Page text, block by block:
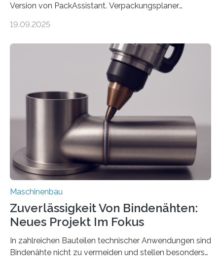
Version von PackAssistant. Verpackungsplaner
Automobil, Maschinenbau und in der Zulieferindustrie.
Teile als eine Einheit verpacken. Die Anordnung kann
der Benutzer vorgeben und erhält so mehr Kontrolle
über die Positionierung der Bauteile. Die ebenfalls neue
Automatisierungsschnittstelle dient dazu, die Software
besser in spezifische Unternehmensprozesse
einzubinden. Sankt Augustin – Zur Messe FACHPACK
vom 23. bis 25. September in Nürnberg…
19.09.2025
Maschinenbau
Zuverlässigkeit Von Bindenähten:
Neues Projekt Im Fokus
In zahlreichen Bauteilen technischer Anwendungen sind
Bindenähte nicht zu vermeiden und stellen besonders